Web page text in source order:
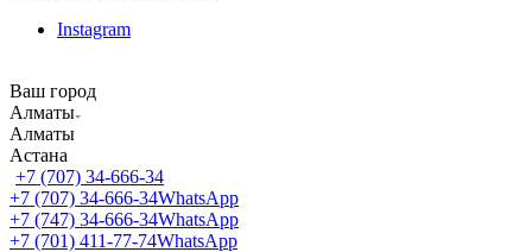
Instagram
Ваш город
Алматы
Алматы
Астана
+7 (707) 34-666-34
+7 (707) 34-666-34WhatsApp
+7 (747) 34-666-34WhatsApp
+7 (701) 411-77-74WhatsApp